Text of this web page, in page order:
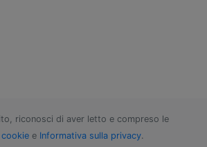
riconosci di aver letto e compreso le
e Informativa sulla privacy.